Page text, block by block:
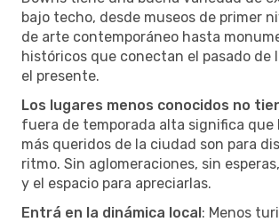
bajo techo, desde museos de primer
de arte contemporáneo hasta
históricos que conectan el pasado de
el presente.
Los lugares menos conocidos no
fuera de temporada alta significa que
más queridos de la ciudad son para
ritmo. Sin aglomeraciones, sin
y el espacio para apreciarlas.
Entrá en la dinámica local: Menos